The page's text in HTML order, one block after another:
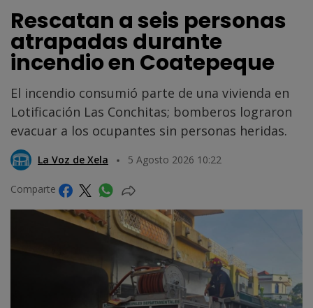
Rescatan a seis personas
atrapadas durante
incendio en Coatepeque
El incendio consumió parte de una vivienda en
Lotificación Las Conchitas; bomberos lograron
evacuar a los ocupantes sin personas heridas.
La Voz de Xela 5 Agosto 2026 10:22
Comparte